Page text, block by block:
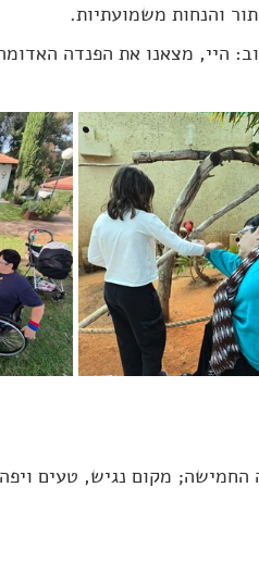
והנחות משמועתיות.
היי, מצאנו את הפנדה
מקום נגיש, טעים ויפה